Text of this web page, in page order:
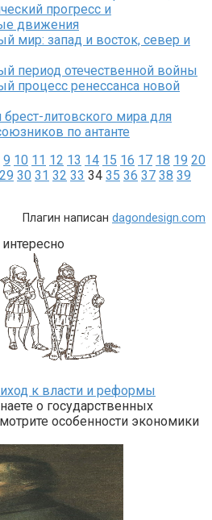
прогресс и
движения
мир: запад и восток, север и
период отечественной войны
процесс ренессанса новой
литовского мира для
по антанте
9 10 11 12 13 14 15 16 17 18 19 20
29 30 31 32 33 34 35 36 37 38 39
Плагин написан dagondesign.com
к власти и реформы
о государственных
особенности экономики